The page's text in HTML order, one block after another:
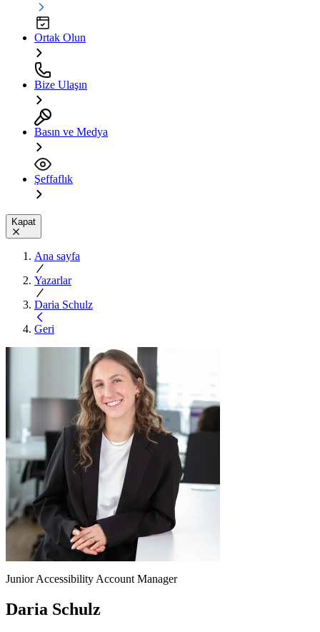
Ortak Olun
Bize Ulaşın
Basın ve Medya
Şeffaflık
Kapat
Ana sayfa
Yazarlar
Daria Schulz
Geri
Junior Accessibility Account Manager
Daria Schulz